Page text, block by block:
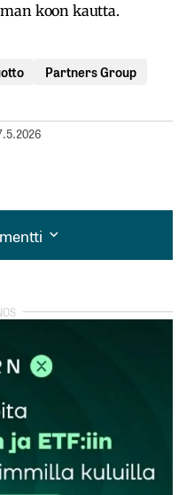
koon kautta.
Partners Group
kirjautua